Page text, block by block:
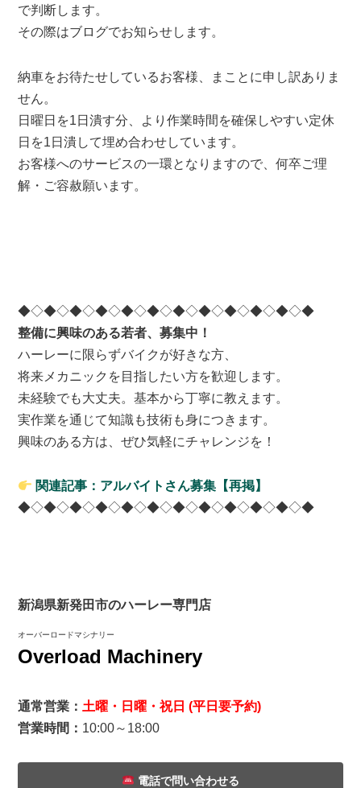
で判断します。
その際はブログでお知らせします。
納車をお待たせしているお客様、まことに申し訳ありま
せん。
日曜日を1日潰す分、より作業時間を確保しやすい定休
日を1日潰して埋め合わせしています。
お客様へのサービスの一環となりますので、何卒ご理
解・ご容赦願います。
◆◇◆◇◆◇◆◇◆◇◆◇◆◇◆◇◆◇◆◇◆◇◆
整備に興味のある若者、募集中！
ハーレーに限らずバイクが好きな方、
将来メカニックを目指したい方を歓迎します。
未経験でも大丈夫。基本から丁寧に教えます。
実作業を通じて知識も技術も身につきます。
興味のある方は、ぜひ気軽にチャレンジを！
関連記事：アルバイトさん募集【再掲】
◆◇◆◇◆◇◆◇◆◇◆◇◆◇◆◇◆◇◆◇◆◇◆
新潟県新発田市のハーレー専門店
オーバーロードマシナリー
Overload Machinery
通常営業： 土曜・日曜・祝日 (平日要予約)
営業時間： 10:00～18:00
電話で問い合わせる